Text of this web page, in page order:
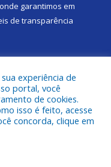
garantimos em
de transparência
Municipal de Gurupá.
experiência de
portal, você
de cookies.
isso é feito, acesse
concorda, clique em